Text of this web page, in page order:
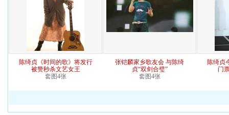
陈绮贞《时间的歌》将发行
被赞秒杀文艺女王
套图4张
张铠麟家乡歌友会 与陈绮
贞“双剑合璧”
套图4张
陈绮贞
门